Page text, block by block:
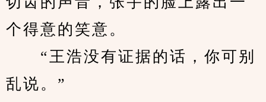
个得意的笑意。
“王浩没有证据的话，你可别
乱说。”